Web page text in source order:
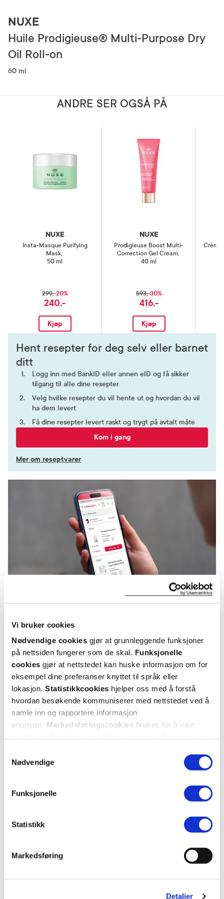
Vi bruker cookies
Nødvendige cookies gjør at grunnleggende funksjoner
på nettsiden fungerer som de skal. Funksjonelle
cookies gjør at nettstedet kan huske informasjon om for
eksempel dine preferanser knyttet til språk eller
lokasjon. Statistikkcookies hjelper oss med å forstå
hvordan besøkende kommuniserer med nettstedet ved å
samle inn og rapportere informasjon
anonymt. Markedsføringscookies brukes for å vise
Nødvendige
Funksjonelle
Statistikk
Markedsføring
Detaljer
NUXE
Huile Prodigieuse® Multi-Purpose Dry
Oil Roll-on
60 ml
ANDRE SER OGSÅ PÅ
NUXE
Insta-Masque Purifying
Mask,
50 ml
299,-20%
240,-
Kjøp
NUXE
Prodigieuse Boost Multi-
Correction Gel Cream,
40 ml
593,-30%
416,-
Kjøp
Crème
Hent resepter for deg selv eller barnet
ditt
Logg inn med BankID eller annen eID og få sikker
tilgang til alle dine resepter
Velg hvilke resepter du vil hente ut og hvordan du vil
ha dem levert
Få dine resepter levert raskt og trygt på avtalt måte
Kom i gang
Mer om reseptvarer
1 anmeldelse
5 stjerner 1
4 stjerner 0
3 stjerner 0
0